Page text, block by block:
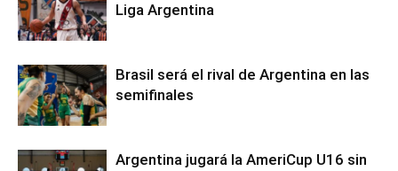
Liga Argentina
Brasil será el rival de Argentina en las
semifinales
Argentina jugará la AmeriCup U16 sin